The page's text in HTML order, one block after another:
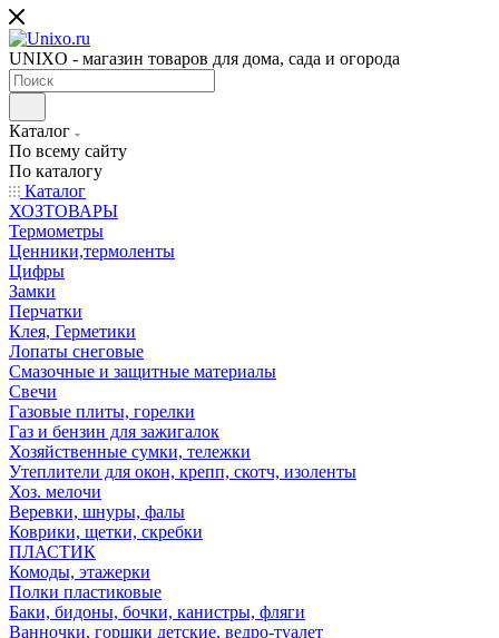
UNIXO - магазин товаров для дома, сада и огорода
Каталог
По всему сайту
По каталогу
Каталог
ХОЗТОВАРЫ
Термометры
Ценники,термоленты
Цифры
Замки
Перчатки
Клея, Герметики
Лопаты снеговые
Смазочные и защитные материалы
Свечи
Газовые плиты, горелки
Газ и бензин для зажигалок
Хозяйственные сумки, тележки
Утеплители для окон, крепп, скотч, изоленты
Хоз. мелочи
Веревки, шнуры, фалы
Коврики, щетки, скребки
ПЛАСТИК
Комоды, этажерки
Полки пластиковые
Баки, бидоны, бочки, канистры, фляги
Ванночки, горшки детские, ведро-туалет